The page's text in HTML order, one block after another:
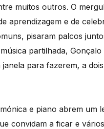
muitos outros. O
aprendizagem e de
pisaram palcos
partilhada,
para fazerem, a
e piano abrem um
convidam a ficar e